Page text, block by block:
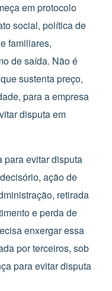
em protocolo
social, política de
familiares,
de saída. Não é
sustenta preço,
para a empresa
disputa em
para evitar disputa
ação de
retirada
e perda de
enxergar essa
por terceiros, sob
para evitar disputa